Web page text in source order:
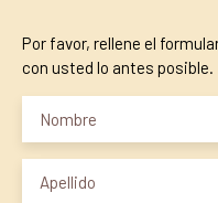
Por favor, rellene el
con usted lo antes posible.
Nombre
Apellido